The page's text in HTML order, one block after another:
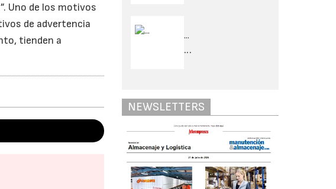
Uno de los motivos
de advertencia
tienden a
...
...
NEWSLETTERS